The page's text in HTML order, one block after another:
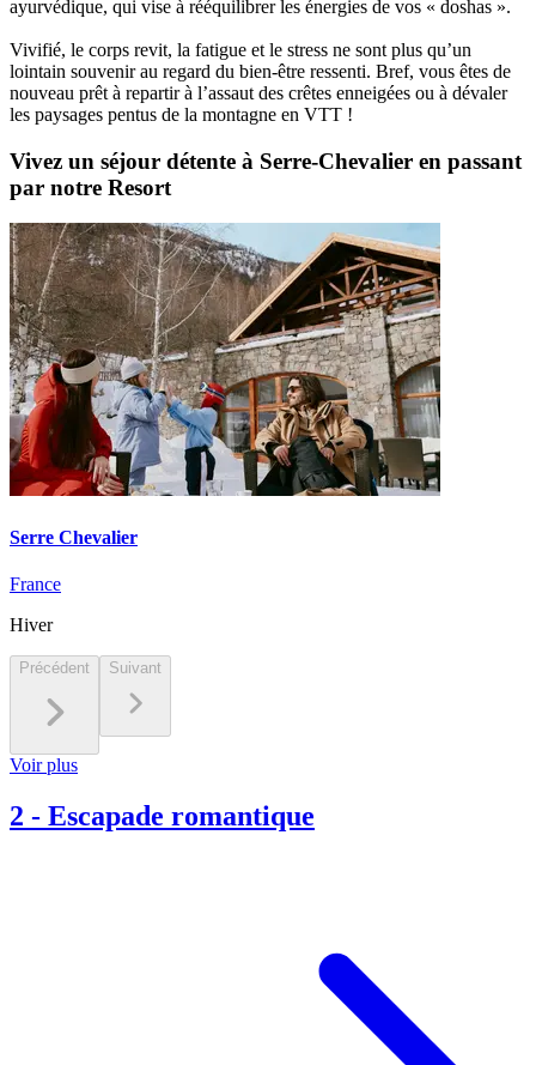
ayurvédique, qui vise à rééquilibrer les énergies de vos « doshas ».
Vivifié, le corps revit, la fatigue et le stress ne sont plus qu’un
lointain souvenir au regard du bien-être ressenti. Bref, vous êtes de
nouveau prêt à repartir à l’assaut des crêtes enneigées ou à dévaler
les paysages pentus de la montagne en VTT !
Vivez un séjour détente à Serre-Chevalier en passant
par notre Resort
Serre Chevalier
France
Hiver
Précédent Suivant
Voir plus
2 - Escapade romantique